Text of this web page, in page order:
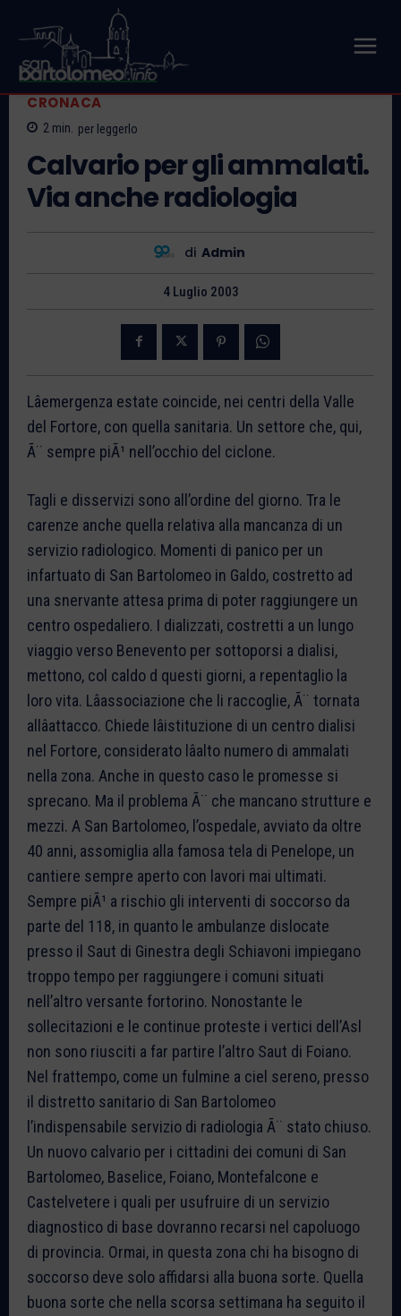
CRONACA
2 min. per leggerlo
Calvario per gli ammalati.
Via anche radiologia
di Admin
4 Luglio 2003
Lâemergenza estate coincide, nei centri della Valle
del Fortore, con quella sanitaria. Un settore che, qui,
Ã¨ sempre piÃ¹ nell’occhio del ciclone.
Tagli e disservizi sono all’ordine del giorno. Tra le
carenze anche quella relativa alla mancanza di un
servizio radiologico. Momenti di panico per un
infartuato di San Bartolomeo in Galdo, costretto ad
una snervante attesa prima di poter raggiungere un
centro ospedaliero. I dializzati, costretti a un lungo
viaggio verso Benevento per sottoporsi a dialisi,
mettono, col caldo d questi giorni, a repentaglio la
loro vita. Lâassociazione che li raccoglie, Ã¨ tornata
allâattacco. Chiede lâistituzione di un centro dialisi
nel Fortore, considerato lâalto numero di ammalati
nella zona. Anche in questo caso le promesse si
sprecano. Ma il problema Ã¨ che mancano strutture e
mezzi. A San Bartolomeo, l’ospedale, avviato da oltre
40 anni, assomiglia alla famosa tela di Penelope, un
cantiere sempre aperto con lavori mai ultimati.
Sempre piÃ¹ a rischio gli interventi di soccorso da
parte del 118, in quanto le ambulanze dislocate
presso il Saut di Ginestra degli Schiavoni impiegano
troppo tempo per raggiungere i comuni situati
nell’altro versante fortorino. Nonostante le
sollecitazioni e le continue proteste i vertici dell’Asl
non sono riusciti a far partire l’altro Saut di Foiano.
Nel frattempo, come un fulmine a ciel sereno, presso
il distretto sanitario di San Bartolomeo
l’indispensabile servizio di radiologia Ã¨ stato chiuso.
Un nuovo calvario per i cittadini dei comuni di San
Bartolomeo, Baselice, Foiano, Montefalcone e
Castelvetere i quali per usufruire di un servizio
diagnostico di base dovranno recarsi nel capoluogo
di provincia. Ormai, in questa zona chi ha bisogno di
soccorso deve solo affidarsi alla buona sorte. Quella
buona sorte che nella scorsa settimana ha seguito il